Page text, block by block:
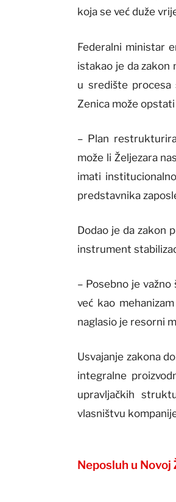
koja se već duže
Federalni ministar
istakao je da zakon
u središte procesa
Zenica može
– Plan
može li Željezara
imati
predstavnika
Dodao je da zakon
instrument
– Posebno je
već kao
naglasio je resorni
Usvajanje zakona
integralne
upravljačkih
vlasništvu
Neposluh u